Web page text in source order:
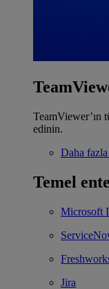
TeamViewer’ın
edinin.
Daha
Temel
Microsoft
Jira